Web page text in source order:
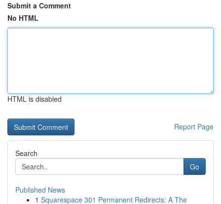
Submit a Comment
No HTML
HTML is disabled
Report Page
Search
Go
Published News
1 Squarespace 301 Permanent Redirects: A The